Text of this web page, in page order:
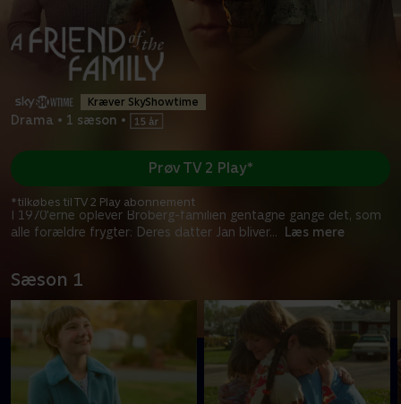
Kræver SkyShowtime
Drama • 1 sæson •
I 1970'erne oplever Broberg-familien gentagne gange det, som
alle forældre frygter: Deres datter Jan bliver... Læs mere
Prøv TV 2 Play*
*tilkøbes til TV 2 Play abonnement
Sæson 1